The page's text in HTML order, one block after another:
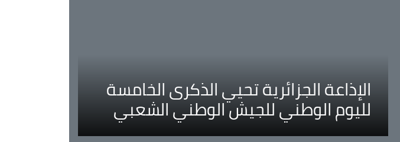
الإذاعة الجزائرية تحيي الذكرى الخامسة
لليوم الوطني للجيش الوطني الشعبي